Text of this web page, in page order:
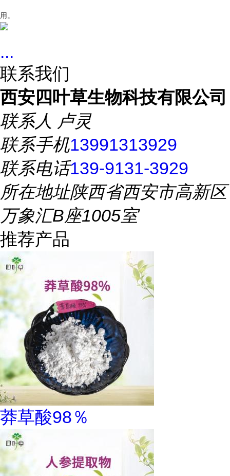
用。
...
联系我们
西安四叶草生物科技有限公司
联系人 卢灵
联系手机13991313929
联系电话139-9131-3929
所在地址陕西省西安市高新区
万象汇B座1005室
推荐产品
莽草酸98％